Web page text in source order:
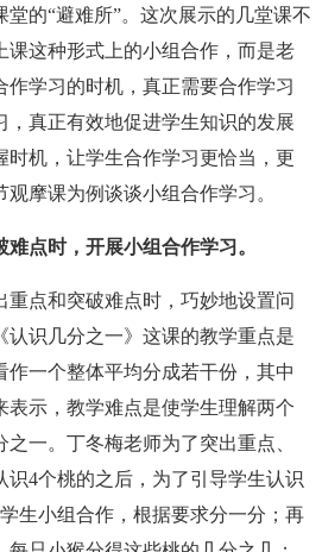
的“避难所”。这次展示的几堂课不
课这种形式上的小组合作，而是老
作学习的时机，真正需要合作学习
，真正有效地促进学生知识的发展
时机，让学生合作学习更恰当，更
摩课为例谈谈小组合作学习。
点时，开展小组合作学习。
重点和突破难点时，巧妙地设置问
认识几分之一》这课的教学重点是
作一个整体平均分成若干份，其中
表示，教学难点是使学生理解两个
一。丁冬梅老师为了突出重点、
识4个桃的之后，为了引导学生认识
生小组合作，根据要求分一分；再